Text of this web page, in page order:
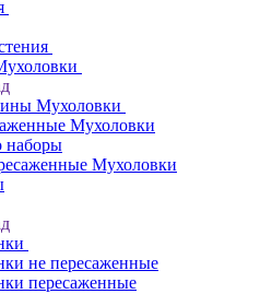
Мухоловки
Мухоловки
наборы
Мухоловки
не пересаженные
пересаженные